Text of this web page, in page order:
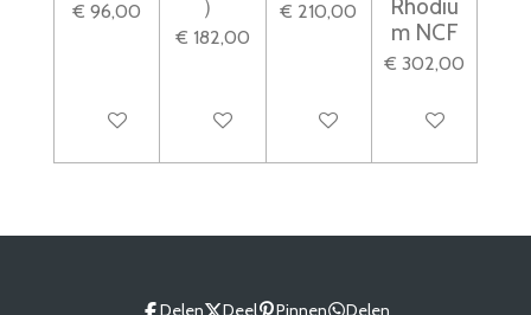
€ 96,00
In winkelwagen
）
€ 182,00
In winkelwagen
€ 210,00
In winkelwagen
Rhodiu
m NCF
€ 302,00
In winkelwagen
Delen Deel Pinnen Delen